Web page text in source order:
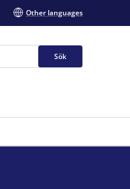
Other languages
Sök